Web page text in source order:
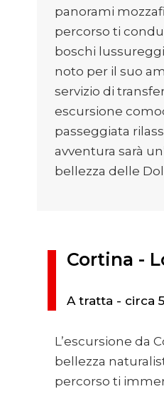
panorami
percorso ti
boschi
noto per il suo
servizio di
escursione
passeggiata
avventura sarà
bellezza delle
Cortina -
A tratta - circa
L’escursione da
bellezza
percorso ti